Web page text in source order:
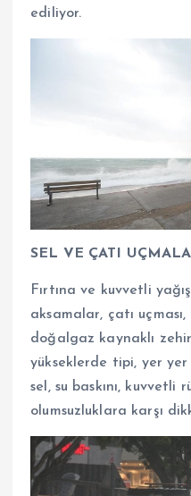
ediliyor.
SEL VE ÇATI
Fırtına ve kuvvetli
aksamalar, çatı
doğalgaz kaynaklı
yükseklerde tipi, yer
sel, su baskını, kuvvetli
olumsuzluklara karşı